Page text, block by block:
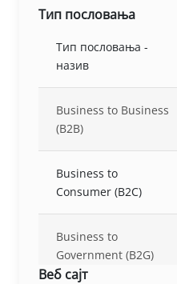
Тип пословања
Тип пословања -
назив
Business to Business
(B2B)
Business to
Consumer (B2C)
Business to
Government (B2G)
Веб сајт